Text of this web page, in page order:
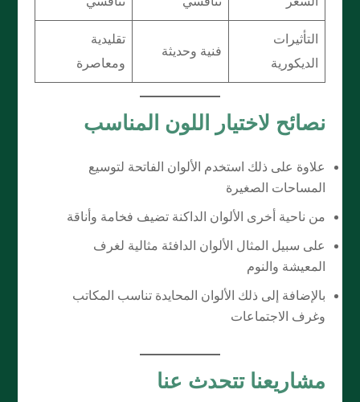
التأثيرات
الديكورية
فنية وحديثة
تقليدية
ومعاصرة
نصائح لاختيار اللون المناسب
علاوة على ذلك استخدم الألوان الفاتحة لتوسيع
المساحات الصغيرة
من ناحية أخرى الألوان الداكنة تضيف فخامة وأناقة
على سبيل المثال الألوان الدافئة مثالية لغرف
المعيشة والنوم
بالإضافة إلى ذلك الألوان المحايدة تناسب المكاتب
وغرف الاجتماعات
مشاريعنا تتحدث عنا